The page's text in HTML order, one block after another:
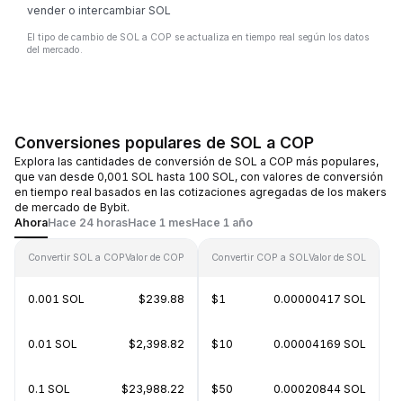
vender o intercambiar SOL
El tipo de cambio de SOL a COP se actualiza en tiempo real según los datos
del mercado.
Conversiones populares de SOL a COP
Explora las cantidades de conversión de SOL a COP más populares,
que van desde 0,001 SOL hasta 100 SOL, con valores de conversión
en tiempo real basados en las cotizaciones agregadas de los makers
de mercado de Bybit.
AhoraHace 24 horasHace 1 mesHace 1 año
Convertir SOL a COPValor de COP
0.001 SOL $239.88
0.01 SOL $2,398.82
0.1 SOL $23,988.22
Convertir COP a SOL Valor de SOL
$1 0.00000417 SOL
$10 0.00004169 SOL
$50 0.00020844 SOL